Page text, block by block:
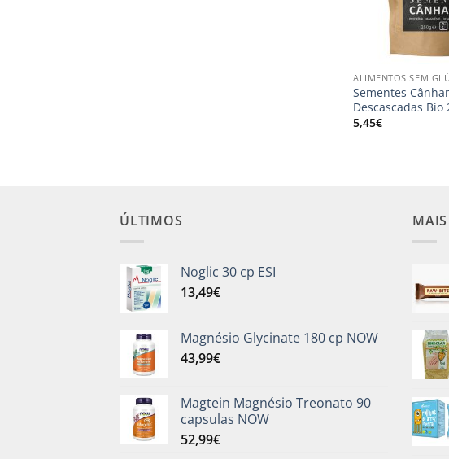
ALIMENTOS SEM
Sementes
Descascadas Bio
5,45€
ÚLTIMOS
Noglic 30 cp ESI
13,49€
Magnésio Glycinate 180 cp NOW
43,99€
Magtein Magnésio Treonato 90
capsulas NOW
52,99€